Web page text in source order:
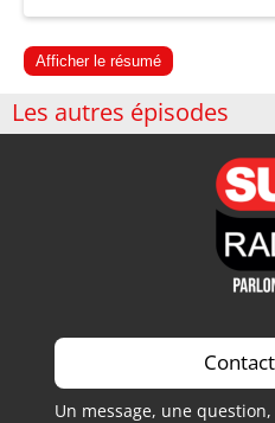
Afficher le résumé
Les autres épisodes
Un message, une